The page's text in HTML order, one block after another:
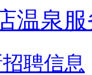
温泉
聘信息